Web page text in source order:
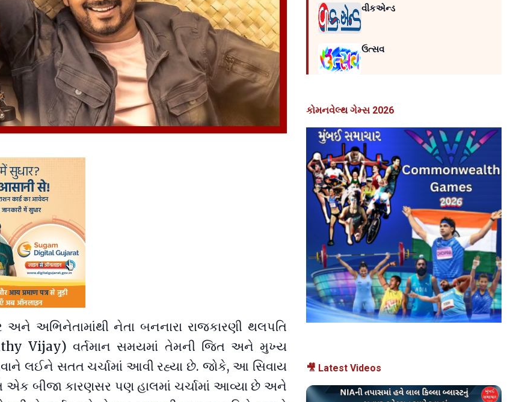
અને અભિનેતામાંથી નેતા બનનારા રાજકારણી થલપતિ
Vijay) વર્તમાન સમયમાં તેમની જિત અને મુખ્ય
લઈને સતત ચર્ચામાં આવી રહ્યા છે. જોકે, આ સિવાય
બીજા કારણસર પણ હાલમાં ચર્ચામાં આવ્યા છે અને
વીકએન્ડ
ઉત્સવ
કોમનવેલ્થ ગેમ્સ 2026
🎥 Latest Videos